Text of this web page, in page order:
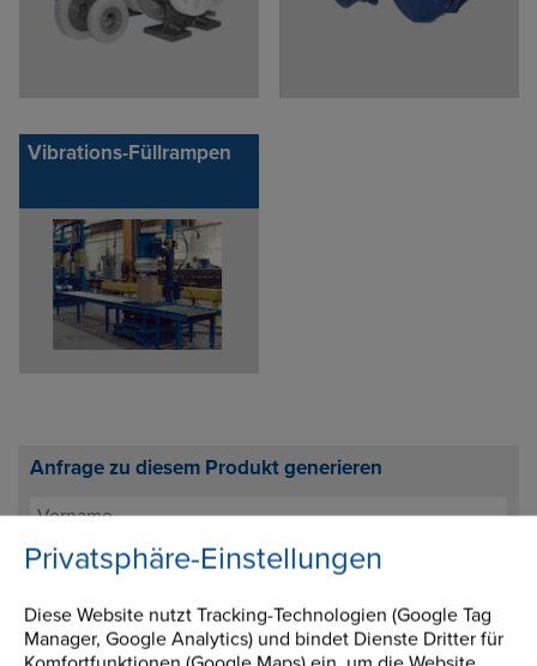
Privatsphäre-Einstellungen
Diese Website nutzt Tracking-Technologien (Google Tag
Manager, Google Analytics) und bindet Dienste Dritter für
Vibrations-Füllrampen
Anfrage zu diesem Produkt generieren